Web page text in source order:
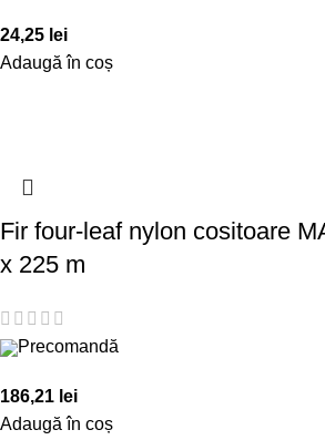
24,25 lei
Adaugă în coș
Fir four-leaf nylon cositoare
x 225 m
Precomandă
186,21 lei
Adaugă în coș